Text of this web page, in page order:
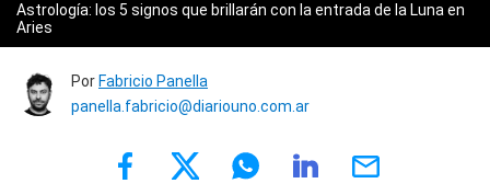
Astrología: los 5 signos que brillarán con la entrada de la Luna en
Aries
Por Fabricio Panella
panella.fabricio@diariouno.com.ar